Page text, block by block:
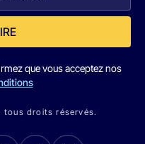
que vous acceptez nos
tous droits réservés.